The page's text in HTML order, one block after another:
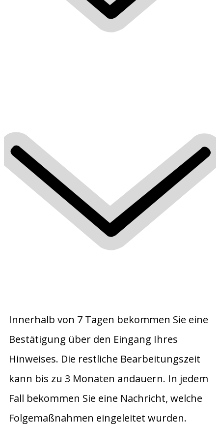
Innerhalb von 7 Tagen bekommen Sie eine
Bestätigung über den Eingang Ihres
Hinweises. Die restliche Bearbeitungszeit
kann bis zu 3 Monaten andauern. In jedem
Fall bekommen Sie eine Nachricht, welche
Folgemaßnahmen eingeleitet wurden.